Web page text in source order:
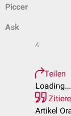
Piccer
Ask
A
Teilen
Loading...
Artikel